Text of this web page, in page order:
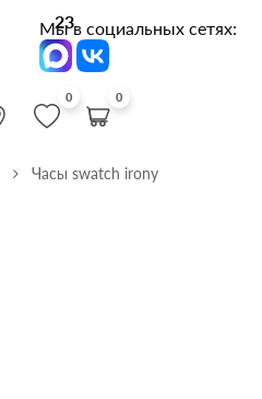
23
Мы в социальных сетях:
0 0
Часы swatch irony